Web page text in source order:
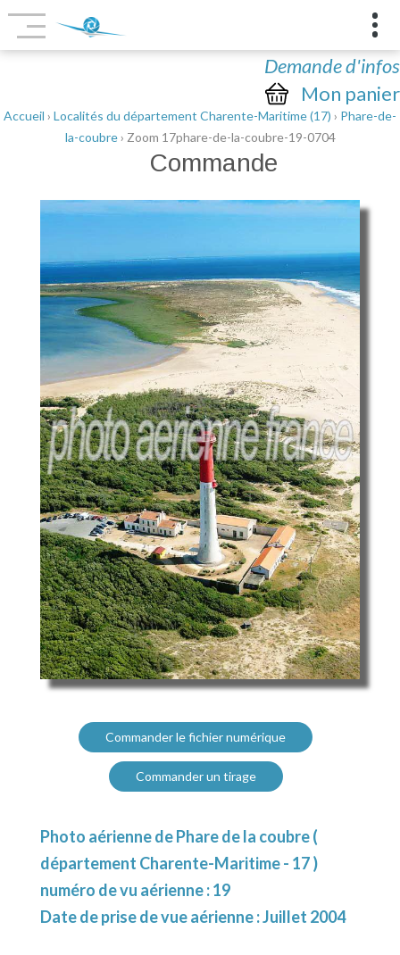
Demande d'infos
Mon panier
Accueil › Localités du département Charente-Maritime (17) › Phare-de-
la-coubre› Zoom 17phare-de-la-coubre-19-0704
Commande
Commander le fichier numérique
Commander un tirage
Photo aérienne de Phare de la coubre (
département Charente-Maritime - 17 )
numéro de vu aérienne : 19
Date de prise de vue aérienne : Juillet 2004